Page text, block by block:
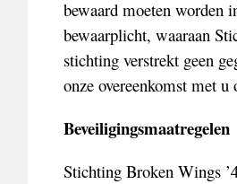
bewaard moeten worden
bewaarplicht, waaraan
stichting verstrekt geen
onze overeenkomst met
Beveiligingsmaatregelen
Stichting Broken Wings